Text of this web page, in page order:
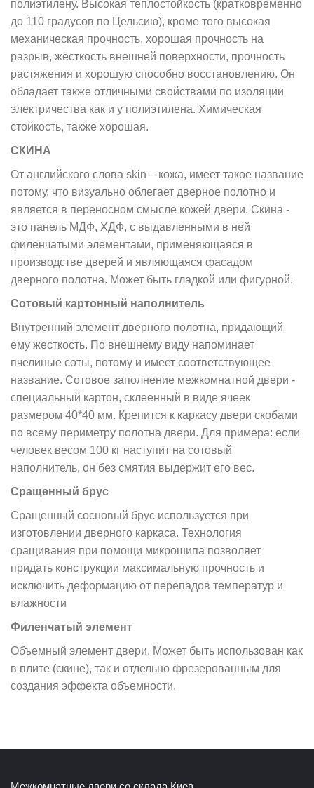
полиэтилену. Высокая теплостойкость (кратковременно
до 110 градусов по Цельсию), кроме того высокая
механическая прочность, хорошая прочность на
разрыв, жёсткость внешней поверхности, прочность
растяжения и хорошую способно восстановлению. Он
обладает также отличными свойствами по изоляции
электричества как и у полиэтилена. Химическая
стойкость, также хорошая.
СКИНА
От английского слова skin – кожа, имеет такое название
потому, что визуально облегает дверное полотно и
является в переносном смысле кожей двери. Скина -
это панель МДФ, ХДФ, с выдавленными в ней
филенчатыми элементами, применяющаяся в
производстве дверей и являющаяся фасадом
дверного полотна. Может быть гладкой или фигурной.
Сотовый картонный наполнитель
Внутренний элемент дверного полотна, придающий
ему жесткость. По внешнему виду напоминает
пчелиные соты, потому и имеет соответствующее
название. Сотовое заполнение межкомнатной двери -
специальный картон, склеенный в виде ячеек
размером 40*40 мм. Крепится к каркасу двери скобами
по всему периметру полотна двери. Для примера: если
человек весом 100 кг наступит на сотовый
наполнитель, он без смятия выдержит его вес.
Сращенный брус
Сращенный сосновый брус используется при
изготовлении дверного каркаса. Технология
сращивания при помощи микрошипа позволяет
придать конструкции максимальную прочность и
исключить деформацию от перепадов температур и
влажности
Филенчатый элемент
Объемный элемент двери. Может быть использован как
в плите (скине), так и отдельно фрезерованным для
создания эффекта объемности.